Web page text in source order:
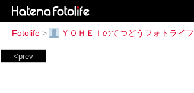
Fotolife > ＹＯＨＥＩのてつどうフォトライフ
<prev